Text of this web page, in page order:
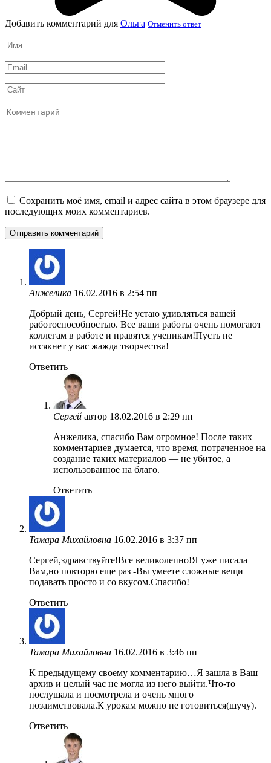
Добавить комментарий для Ольга Отменить ответ
Имя
*
Email
*
Сайт
Комментарий
Сохранить моё имя, email и адрес сайта в этом браузере для
последующих моих комментариев.
Анжелика 16.02.2016 в 2:54 пп
Добрый день, Сергей!Не устаю удивляться вашей
работоспособностью. Все ваши работы очень помогают
коллегам в работе и нравятся ученикам!Пусть не
иссякнет у вас жажда творчества!
Ответить
Сергей автор 18.02.2016 в 2:29 пп
Анжелика, спасибо Вам огромное! После таких
комментариев думается, что время, потраченное на
создание таких материалов — не убитое, а
использованное на благо.
Ответить
Тамара Михайловна 16.02.2016 в 3:37 пп
Сергей,здравствуйте!Все великолепно!Я уже писала
Вам,но повторю еще раз -Вы умеете сложные вещи
подавать просто и со вкусом.Спасибо!
Ответить
Тамара Михайловна 16.02.2016 в 3:46 пп
К предыдущему своему комментарию…Я зашла в Ваш
архив и целый час не могла из него выйти.Что-то
послушала и посмотрела и очень много
позаимствовала.К урокам можно не готовиться(шучу).
Ответить